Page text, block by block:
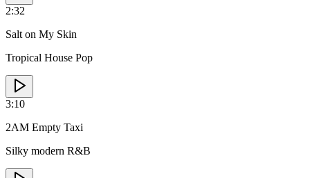
2:32
Salt on My Skin
Tropical House Pop
3:10
2AM Empty Taxi
Silky modern R&B